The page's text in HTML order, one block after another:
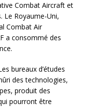
Combat Aircraft et
Le Royaume-Uni,
Combat Air
a consommé des
bureaux d’études
des technologies,
produit des
pourront être